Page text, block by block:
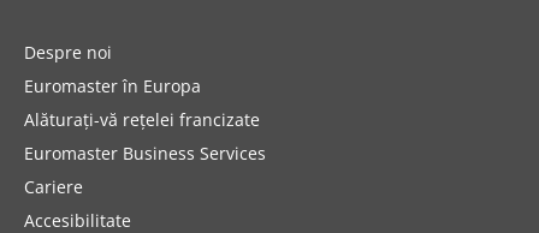
Despre noi
Euromaster în Europa
Alăturați-vă rețelei francizate
Euromaster Business Services
Cariere
Accesibilitate